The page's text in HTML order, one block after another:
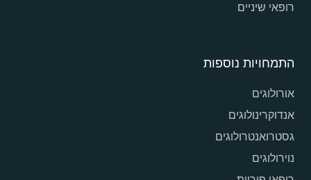
רופאי שיניים
התמחויות נוספות
אורולוגים
אנדוקרינולוגים
גסטרואנטרולוגים
נוירולוגים